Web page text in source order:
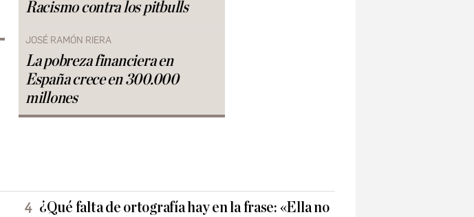
Racismo contra los pitbulls
JOSÉ RAMÓN RIERA
La pobreza financiera en
España crece en 300.000
millones
¿Qué falta de ortografía hay en la frase: «Ella no